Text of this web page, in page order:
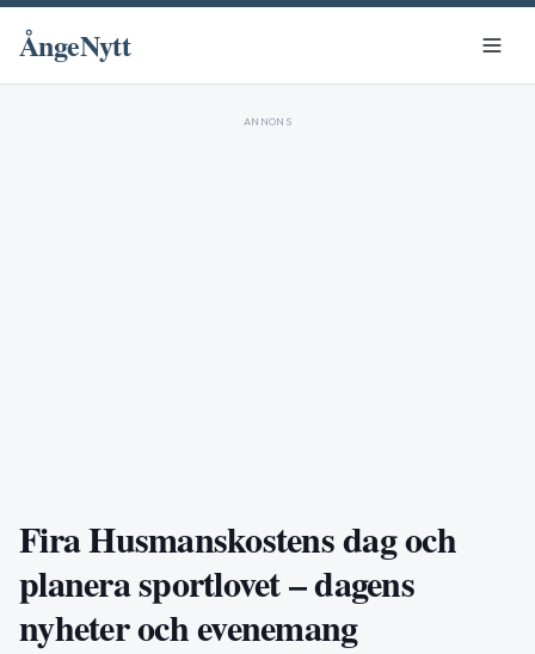
ÅngeNytt
ANNONS
Fira Husmanskostens dag och
planera sportlovet – dagens
nyheter och evenemang